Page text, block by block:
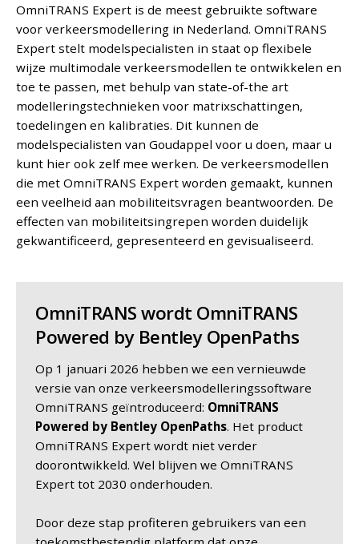
OmniTRANS Expert is de meest gebruikte software
voor verkeersmodellering in Nederland. OmniTRANS
Expert stelt modelspecialisten in staat op flexibele
wijze multimodale verkeersmodellen te ontwikkelen en
toe te passen, met behulp van state-of-the art
modelleringstechnieken voor matrixschattingen,
toedelingen en kalibraties. Dit kunnen de
modelspecialisten van Goudappel voor u doen, maar u
kunt hier ook zelf mee werken. De verkeersmodellen
die met OmniTRANS Expert worden gemaakt, kunnen
een veelheid aan mobiliteitsvragen beantwoorden. De
effecten van mobiliteitsingrepen worden duidelijk
gekwantificeerd, gepresenteerd en gevisualiseerd.
OmniTRANS wordt OmniTRANS
Powered by Bentley OpenPaths
Op 1 januari 2026 hebben we een vernieuwde
versie van onze verkeersmodelleringssoftware
OmniTRANS geïntroduceerd: OmniTRANS
Powered by Bentley OpenPaths. Het product
OmniTRANS Expert wordt niet verder
doorontwikkeld. Wel blijven we OmniTRANS
Expert tot 2030 onderhouden.
Door deze stap profiteren gebruikers van een